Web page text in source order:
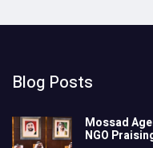
Blog Posts
Mossad
NGO